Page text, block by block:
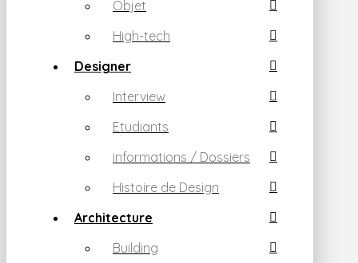
Objet
High-tech
Designer
Interview
Etudiants
informations / Dossiers
Histoire de Design
Architecture
Building